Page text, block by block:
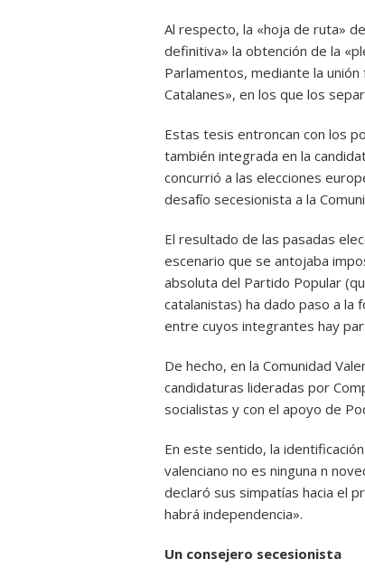
Al respecto, la «hoja de ruta»
definitiva» la obtención de la
Parlamentos, mediante la
Catalanes», en los que los
Estas tesis entroncan con los
también integrada en la
concurrió a las elecciones
desafío secesionista a la
El resultado de las pasadas
escenario que se antojaba
absoluta del Partido Popular
catalanistas) ha dado paso a la
entre cuyos integrantes hay
De hecho, en la Comunidad
candidaturas lideradas por
socialistas y con el apoyo de
En este sentido, la
valenciano no es ninguna n
declaró sus simpatías hacia el
habrá independencia».
Un consejero secesionista